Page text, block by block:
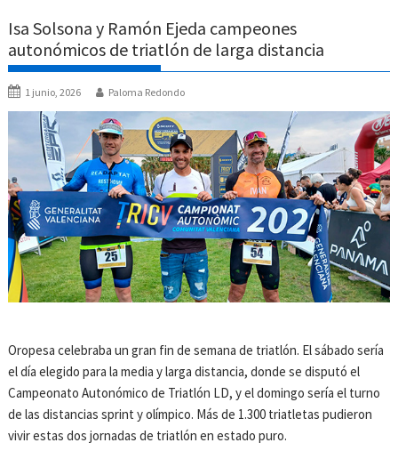
Isa Solsona y Ramón Ejeda campeones
autonómicos de triatlón de larga distancia
1 junio, 2026 Paloma Redondo
Oropesa celebraba un gran fin de semana de triatlón. El sábado sería
el día elegido para la media y larga distancia, donde se disputó el
Campeonato Autonómico de Triatlón LD, y el domingo sería el turno
de las distancias sprint y olímpico. Más de 1.300 triatletas pudieron
vivir estas dos jornadas de triatlón en estado puro.